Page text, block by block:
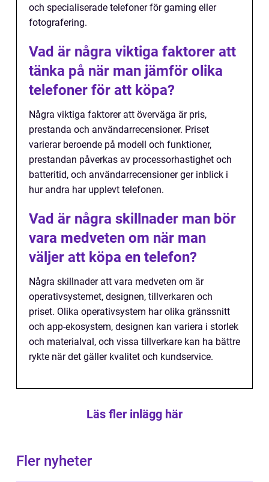
och specialiserade telefoner för gaming eller
fotografering.
Vad är några viktiga faktorer att
tänka på när man jämför olika
telefoner för att köpa?
Några viktiga faktorer att överväga är pris,
prestanda och användarrecensioner. Priset
varierar beroende på modell och funktioner,
prestandan påverkas av processorhastighet och
batteritid, och användarrecensioner ger inblick i
hur andra har upplevt telefonen.
Vad är några skillnader man bör
vara medveten om när man
väljer att köpa en telefon?
Några skillnader att vara medveten om är
operativsystemet, designen, tillverkaren och
priset. Olika operativsystem har olika gränssnitt
och app-ekosystem, designen kan variera i storlek
och materialval, och vissa tillverkare kan ha bättre
rykte när det gäller kvalitet och kundservice.
Läs fler inlägg här
Fler nyheter